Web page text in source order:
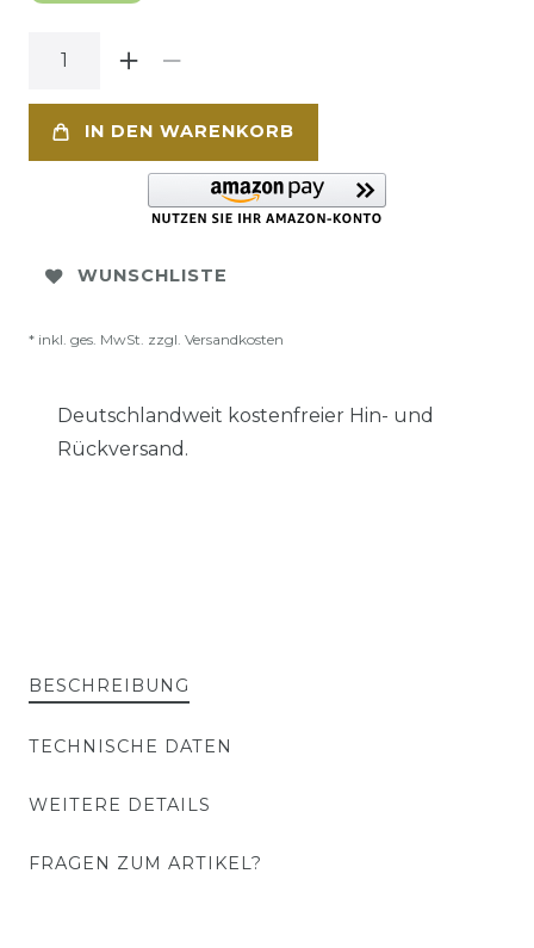
IN DEN WARENKORB
WUNSCHLISTE
* inkl. ges. MwSt. zzgl. Versandkosten
Deutschlandweit kostenfreier Hin- und
Rückversand.
BESCHREIBUNG
TECHNISCHE DATEN
WEITERE DETAILS
FRAGEN ZUM ARTIKEL?